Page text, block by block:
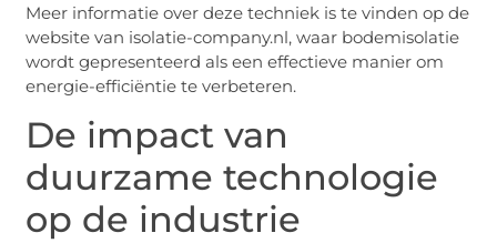
Meer informatie over deze techniek is te vinden op de
website van isolatie-company.nl, waar bodemisolatie
wordt gepresenteerd als een effectieve manier om
energie-efficiëntie te verbeteren.
De impact van
duurzame technologie
op de industrie